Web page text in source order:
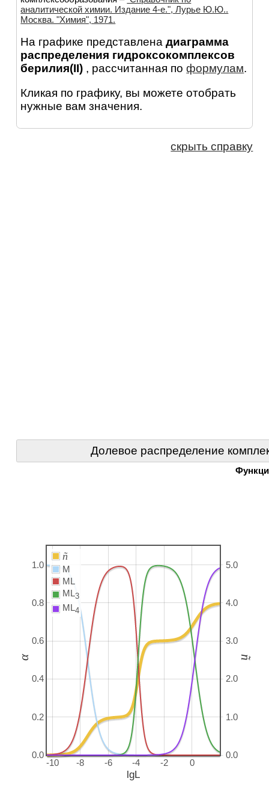
аналитической химии. Издание 4-е.", Лурье Ю.Ю..
Москва. "Химия", 1971.
На графике представленадиаграмма
распределения гидроксокомплексов
берилия(II) , рассчитанная поформулам.
Кликая по графику, вы можете отобрать
нужные вам значения.
скрыть справку
Долевое распределение
0
-10 -8 -6 -4 -2
0.0
0.2
0.4
0.6
0.8
1.0
0.0
1.0
2.0
3.0
4.0
5.0
ñ
M
ML
ML3
ML4
lgL
α ñ